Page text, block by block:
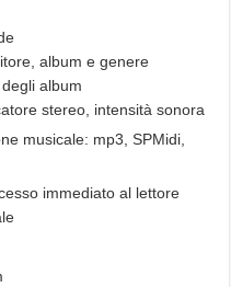
album e genere
album
stereo, intensità sonora
musicale: mp3, SPMidi,
immediato al lettore